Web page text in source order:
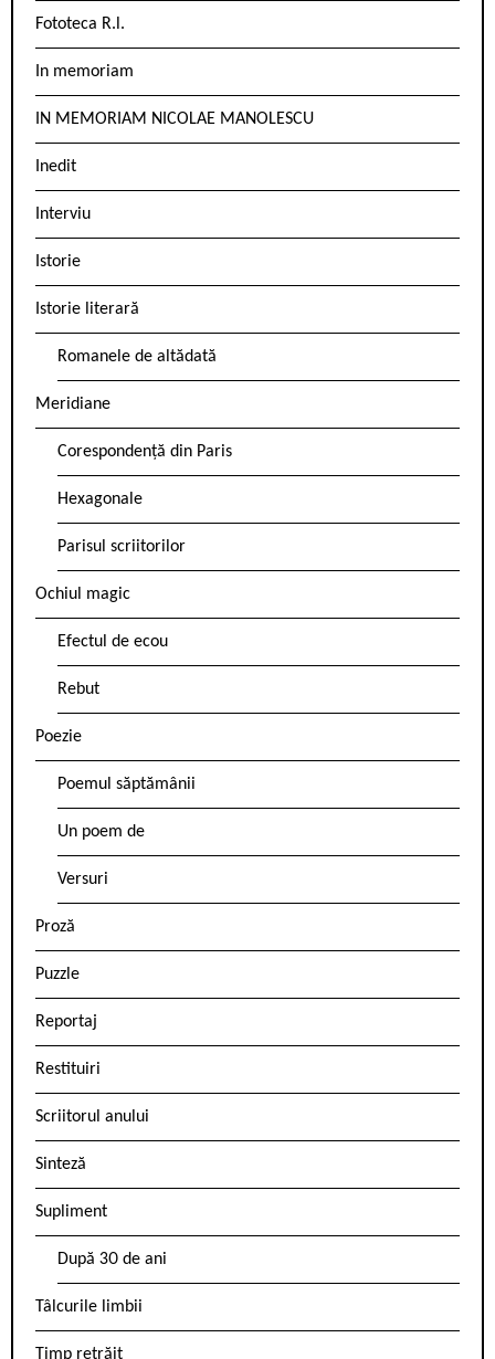
Fototeca R.l.
In memoriam
IN MEMORIAM NICOLAE MANOLESCU
Inedit
Interviu
Istorie
Istorie literară
Romanele de altădată
Meridiane
Corespondență din Paris
Hexagonale
Parisul scriitorilor
Ochiul magic
Efectul de ecou
Rebut
Poezie
Poemul săptămânii
Un poem de
Versuri
Proză
Puzzle
Reportaj
Restituiri
Scriitorul anului
Sinteză
Supliment
După 30 de ani
Tâlcurile limbii
Timp retrăit